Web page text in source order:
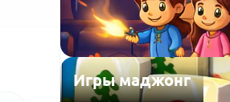
Игры маджонг